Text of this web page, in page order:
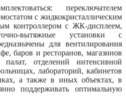
переключателем
с жидкокристаллическим
контроллером с ЖК-дисплеем,
вытяжные установки с
для вентилирования
баров и ресторанов, магазинов
отделений интенсивной
лабораторий, кабинетов
а также в иных объектах, в
поддерживать оптимальную